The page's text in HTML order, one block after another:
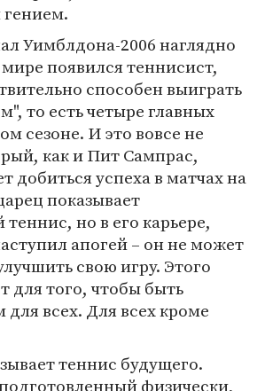
гением.
Уимблдона-2006 наглядно
появился теннисист,
способен выиграть
то есть четыре главных
сезоне. И это вовсе не
как и Пит Сампрас,
добиться успеха в матчах на
показывает
но в его карьере,
апогей – он не может
свою игру. Этого
для того, чтобы быть
всех. Для всех кроме
теннис будущего.
физически,